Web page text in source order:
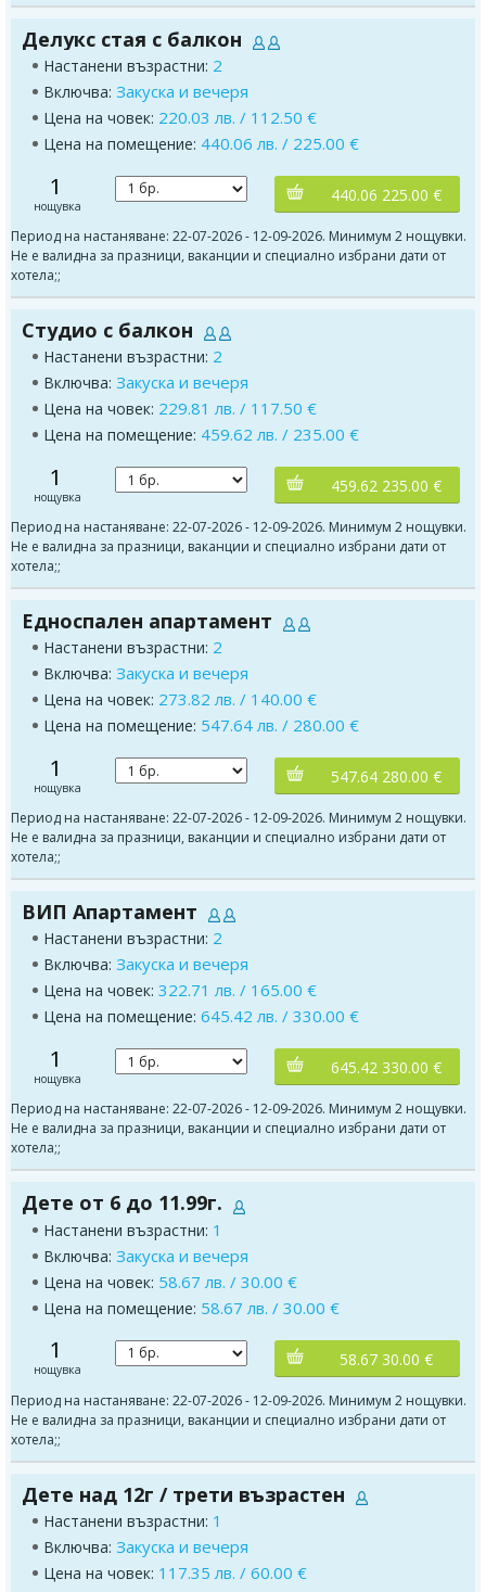
Делукс стая с балкон
Настанени възрастни: 2
Включва: Закуска и вечеря
Цена на човек: 220.03 лв. / 112.50 €
Цена на помещение: 440.06 лв. / 225.00 €
1
нощувка
440.06 225.00 €
Период на настаняване: 22-07-2026 - 12-09-2026. Минимум 2 нощувки.
Не е валидна за празници, ваканции и специално избрани дати от
хотела;;
Студио с балкон
Настанени възрастни: 2
Включва: Закуска и вечеря
Цена на човек: 229.81 лв. / 117.50 €
Цена на помещение: 459.62 лв. / 235.00 €
1
нощувка
459.62 235.00 €
Период на настаняване: 22-07-2026 - 12-09-2026. Минимум 2 нощувки.
Не е валидна за празници, ваканции и специално избрани дати от
хотела;;
Едноспален апартамент
Настанени възрастни: 2
Включва: Закуска и вечеря
Цена на човек: 273.82 лв. / 140.00 €
Цена на помещение: 547.64 лв. / 280.00 €
1
нощувка
547.64 280.00 €
Период на настаняване: 22-07-2026 - 12-09-2026. Минимум 2 нощувки.
Не е валидна за празници, ваканции и специално избрани дати от
хотела;;
ВИП Апартамент
Настанени възрастни: 2
Включва: Закуска и вечеря
Цена на човек: 322.71 лв. / 165.00 €
Цена на помещение: 645.42 лв. / 330.00 €
1
нощувка
645.42 330.00 €
Период на настаняване: 22-07-2026 - 12-09-2026. Минимум 2 нощувки.
Не е валидна за празници, ваканции и специално избрани дати от
хотела;;
Дете от 6 до 11.99г.
Настанени възрастни: 1
Включва: Закуска и вечеря
Цена на човек: 58.67 лв. / 30.00 €
Цена на помещение: 58.67 лв. / 30.00 €
1
нощувка
58.67 30.00 €
Период на настаняване: 22-07-2026 - 12-09-2026. Минимум 2 нощувки.
Не е валидна за празници, ваканции и специално избрани дати от
хотела;;
Дете над 12г / трети възрастен
Настанени възрастни: 1
Включва: Закуска и вечеря
Цена на човек: 117.35 лв. / 60.00 €